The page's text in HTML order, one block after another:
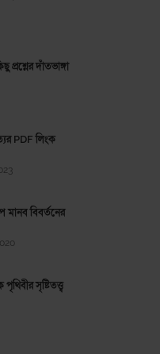
প্রশ্নের দাঁতভাঙ্গা
PDF লিংক
মানব বিবর্তনের
সৃষ্টিতত্ত্ব